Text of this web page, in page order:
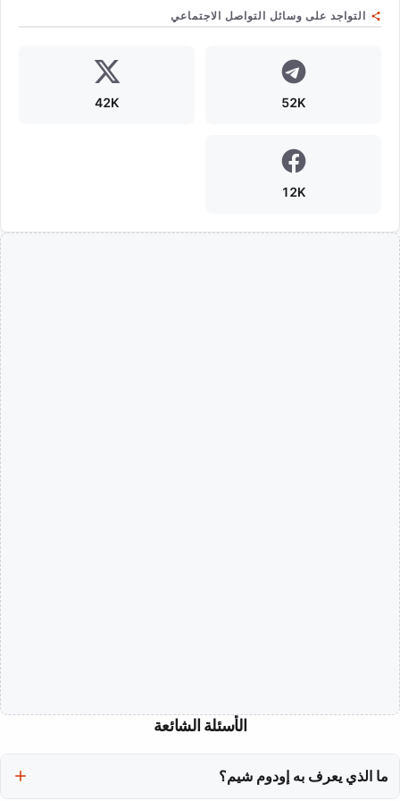
التواجد على وسائل التواصل الاجتماعي
52K
42K
12K
الأسئلة الشائعة
ما الذي يعرف به إودوم شيم؟